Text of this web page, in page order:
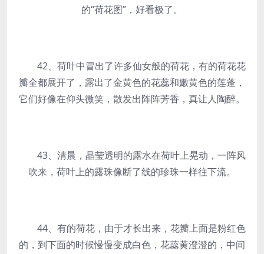
的“荷花图”，好看极了。
42、荷叶中冒出了许多仙女般的荷花，有的荷花花
瓣全都展开了，露出了金黄色的花蕊和嫩黄色的莲蓬，
它们好像在仰头微笑，散发出阵阵芳香，真让人陶醉。
43、清晨，晶莹透明的露水在荷叶上晃动，一阵风
吹来，荷叶上的露珠像断了线的珍珠一样往下流。
44、有的荷花，由于才长出来，花瓣上面是粉红色
的，到下面的时候慢慢变成白色，花蕊黄澄澄的，中间